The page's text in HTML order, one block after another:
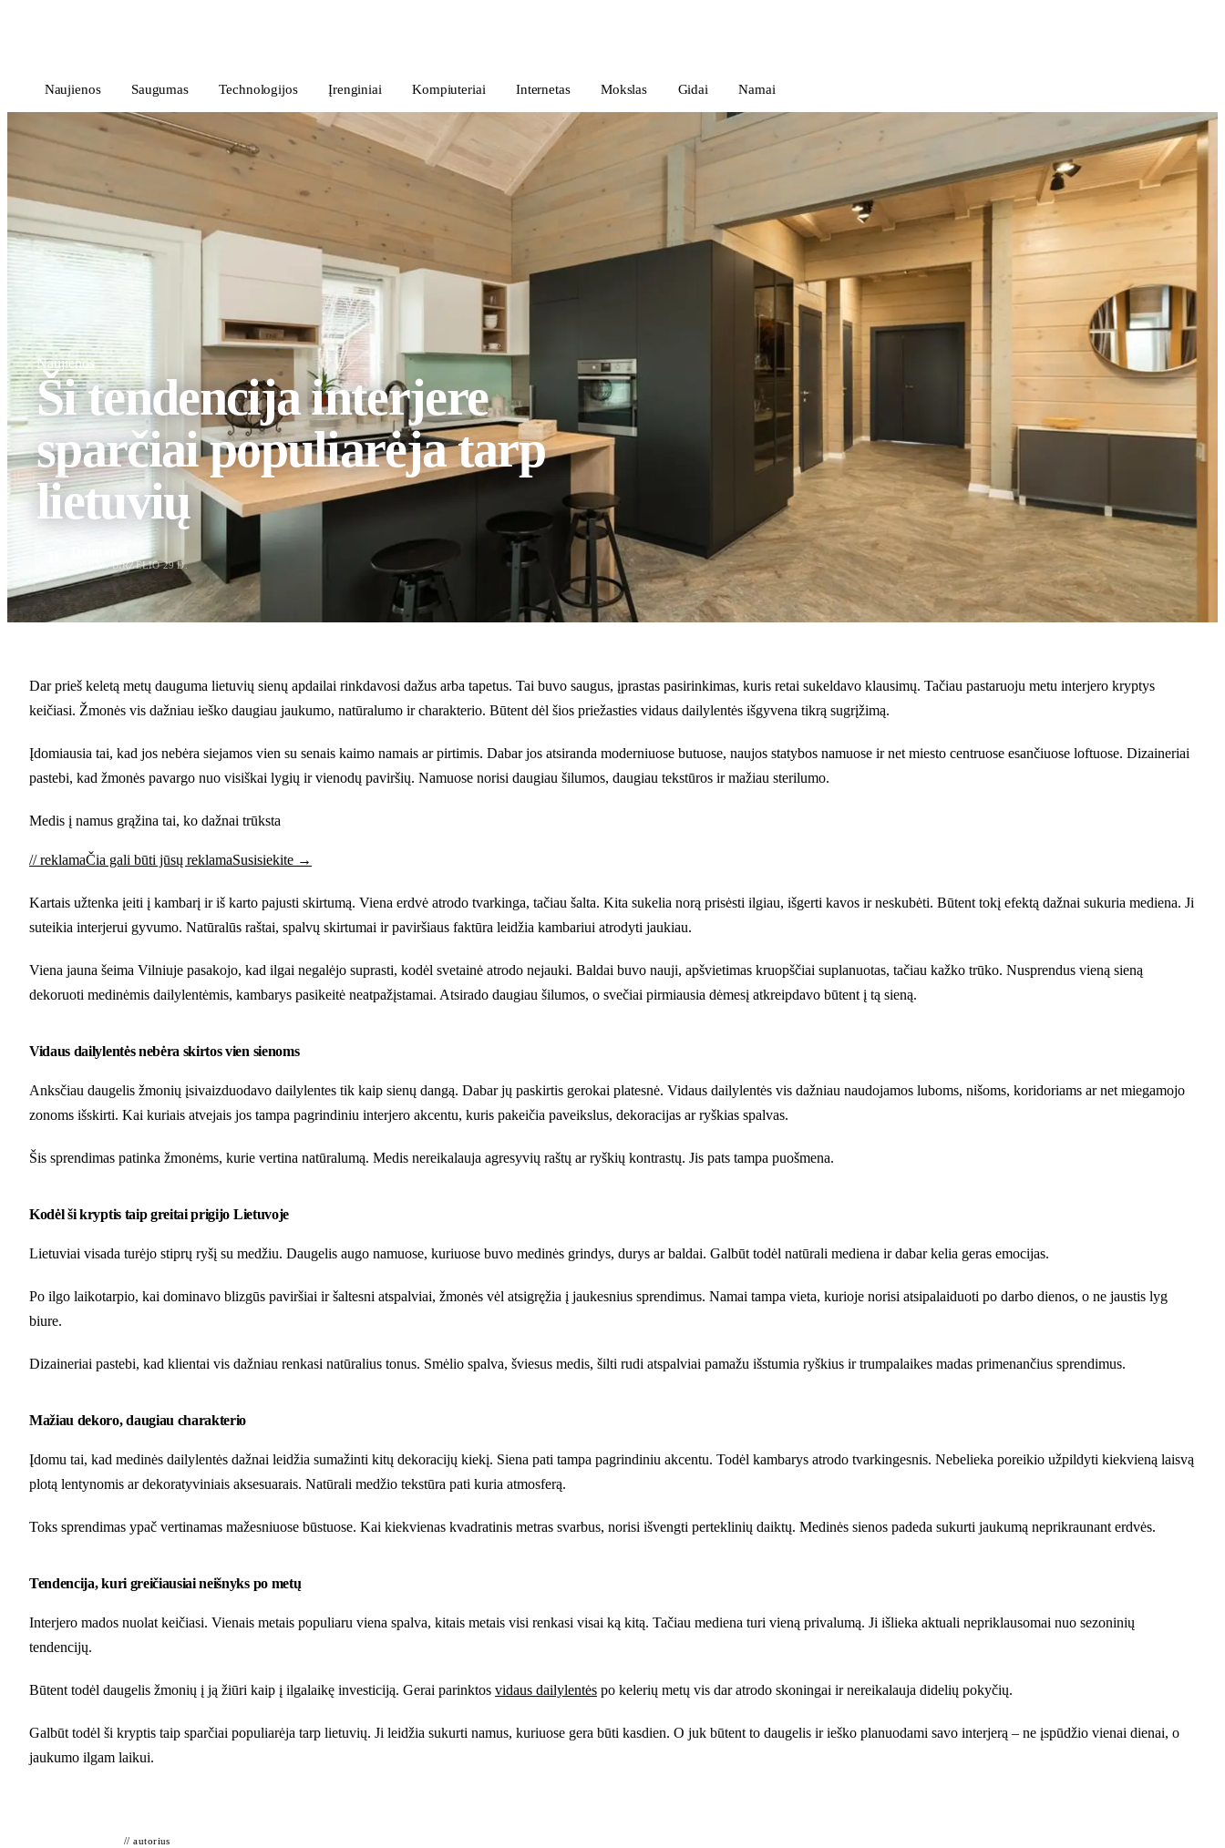
Naujienos Saugumas Technologijos Įrenginiai Kompiuteriai Internetas Mokslas Gidai Namai
Naujienos
Ši tendencija interjere
sparčiai populiarėja tarp
lietuvių
2026 M. BIRŽELIO 29 D.
Dar prieš keletą metų dauguma lietuvių sienų apdailai rinkdavosi dažus arba tapetus. Tai buvo saugus, įprastas pasirinkimas, kuris retai sukeldavo klausimų. Tačiau pastaruoju metu interjero kryptys
keičiasi. Žmonės vis dažniau ieško daugiau jaukumo, natūralumo ir charakterio. Būtent dėl šios priežasties vidaus dailylentės išgyvena tikrą sugrįžimą.
Įdomiausia tai, kad jos nebėra siejamos vien su senais kaimo namais ar pirtimis. Dabar jos atsiranda moderniuose butuose, naujos statybos namuose ir net miesto centruose esančiuose loftuose. Dizaineriai
pastebi, kad žmonės pavargo nuo visiškai lygių ir vienodų paviršių. Namuose norisi daugiau šilumos, daugiau tekstūros ir mažiau sterilumo.
Medis į namus grąžina tai, ko dažnai trūksta
// reklamaČia gali būti jūsų reklamaSusisiekite →
Kartais užtenka įeiti į kambarį ir iš karto pajusti skirtumą. Viena erdvė atrodo tvarkinga, tačiau šalta. Kita sukelia norą prisėsti ilgiau, išgerti kavos ir neskubėti. Būtent tokį efektą dažnai sukuria mediena. Ji
suteikia interjerui gyvumo. Natūralūs raštai, spalvų skirtumai ir paviršiaus faktūra leidžia kambariui atrodyti jaukiau.
Viena jauna šeima Vilniuje pasakojo, kad ilgai negalėjo suprasti, kodėl svetainė atrodo nejauki. Baldai buvo nauji, apšvietimas kruopščiai suplanuotas, tačiau kažko trūko. Nusprendus vieną sieną
dekoruoti medinėmis dailylentėmis, kambarys pasikeitė neatpažįstamai. Atsirado daugiau šilumos, o svečiai pirmiausia dėmesį atkreipdavo būtent į tą sieną.
Vidaus dailylentės nebėra skirtos vien sienoms
Anksčiau daugelis žmonių įsivaizduodavo dailylentes tik kaip sienų dangą. Dabar jų paskirtis gerokai platesnė. Vidaus dailylentės vis dažniau naudojamos luboms, nišoms, koridoriams ar net miegamojo
zonoms išskirti. Kai kuriais atvejais jos tampa pagrindiniu interjero akcentu, kuris pakeičia paveikslus, dekoracijas ar ryškias spalvas.
Šis sprendimas patinka žmonėms, kurie vertina natūralumą. Medis nereikalauja agresyvių raštų ar ryškių kontrastų. Jis pats tampa puošmena.
Kodėl ši kryptis taip greitai prigijo Lietuvoje
Lietuviai visada turėjo stiprų ryšį su medžiu. Daugelis augo namuose, kuriuose buvo medinės grindys, durys ar baldai. Galbūt todėl natūrali mediena ir dabar kelia geras emocijas.
Po ilgo laikotarpio, kai dominavo blizgūs paviršiai ir šaltesni atspalviai, žmonės vėl atsigręžia į jaukesnius sprendimus. Namai tampa vieta, kurioje norisi atsipalaiduoti po darbo dienos, o ne jaustis lyg
biure.
Dizaineriai pastebi, kad klientai vis dažniau renkasi natūralius tonus. Smėlio spalva, šviesus medis, šilti rudi atspalviai pamažu išstumia ryškius ir trumpalaikes madas primenančius sprendimus.
Mažiau dekoro, daugiau charakterio
Įdomu tai, kad medinės dailylentės dažnai leidžia sumažinti kitų dekoracijų kiekį. Siena pati tampa pagrindiniu akcentu. Todėl kambarys atrodo tvarkingesnis. Nebelieka poreikio užpildyti kiekvieną laisvą
plotą lentynomis ar dekoratyviniais aksesuarais. Natūrali medžio tekstūra pati kuria atmosferą.
Toks sprendimas ypač vertinamas mažesniuose būstuose. Kai kiekvienas kvadratinis metras svarbus, norisi išvengti perteklinių daiktų. Medinės sienos padeda sukurti jaukumą neprikraunant erdvės.
Tendencija, kuri greičiausiai neišnyks po metų
Interjero mados nuolat keičiasi. Vienais metais populiaru viena spalva, kitais metais visi renkasi visai ką kitą. Tačiau mediena turi vieną privalumą. Ji išlieka aktuali nepriklausomai nuo sezoninių
tendencijų.
Būtent todėl daugelis žmonių į ją žiūri kaip į ilgalaikę investiciją. Gerai parinktos vidaus dailylentės po kelerių metų vis dar atrodo skoningai ir nereikalauja didelių pokyčių.
Galbūt todėl ši kryptis taip sparčiai populiarėja tarp lietuvių. Ji leidžia sukurti namus, kuriuose gera būti kasdien. O juk būtent to daugelis ir ieško planuodami savo interjerą – ne įspūdžio vienai dienai, o
jaukumo ilgam laikui.
// autorius